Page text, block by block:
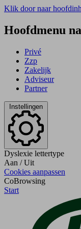
Klik door naar
Hoofdmenu
Privé
Zzp
Zakelijk
Adviseur
Partner
Instellingen
Dyslexie lettertype
Aan / Uit
Cookies aanpassen
CoBrowsing
Start